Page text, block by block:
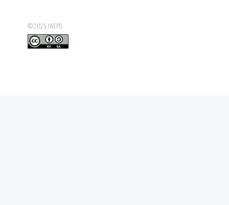
Nombre d'ETP SICE de femmes de 50 ans et plus
Nombre total d'ETP SICE de femmes
© 2025: IWEPS